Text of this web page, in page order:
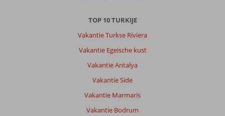
TOP 10 TURKIJE
Vakantie Turkse Riviera
Vakantie Egeische kust
Vakantie Antalya
Vakantie Side
Vakantie Marmaris
Vakantie Bodrum